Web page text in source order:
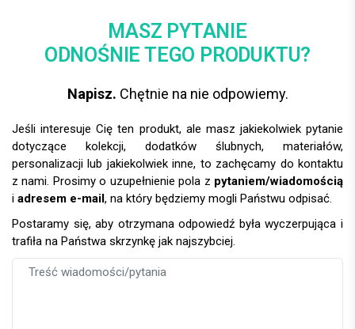
MASZ PYTANIE
ODNOŚNIE TEGO PRODUKTU?
Napisz. Chętnie na nie odpowiemy.
Jeśli interesuje Cię ten produkt, ale masz jakiekolwiek pytanie
dotyczące kolekcji, dodatków ślubnych, materiałów,
personalizacji lub jakiekolwiek inne, to zachęcamy do kontaktu
z nami. Prosimy o uzupełnienie pola z pytaniem/wiadomością
i adresem e-mail, na który będziemy mogli Państwu odpisać.
Postaramy się, aby otrzymana odpowiedź była wyczerpująca i
trafiła na Państwa skrzynkę jak najszybciej.